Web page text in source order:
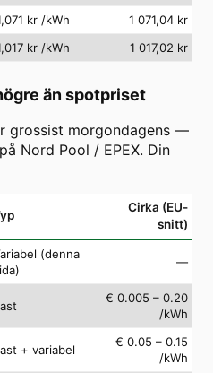
kr /kWh
1 071,04 kr
kr /kWh 1 017,02 kr
än spotpriset
grossist morgondagens —
Nord Pool / EPEX. Din
Cirka (EU-
snitt)
(denna
—
€ 0.005 – 0.20
/kWh
+ variabel
€ 0.05 – 0.15
/kWh